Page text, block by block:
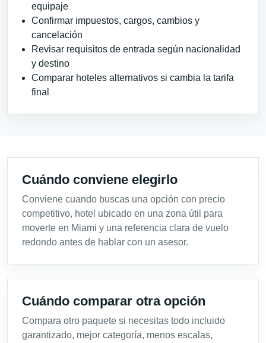
equipaje
Confirmar impuestos, cargos, cambios y
cancelación
Revisar requisitos de entrada según nacionalidad
y destino
Comparar hoteles alternativos si cambia la tarifa
final
Cuándo conviene elegirlo
Conviene cuando buscas una opción con precio
competitivo, hotel ubicado en una zona útil para
moverte en Miami y una referencia clara de vuelo
redondo antes de hablar con un asesor.
Cuándo comparar otra opción
Compara otro paquete si necesitas todo incluido
garantizado, mejor categoría, menos escalas,